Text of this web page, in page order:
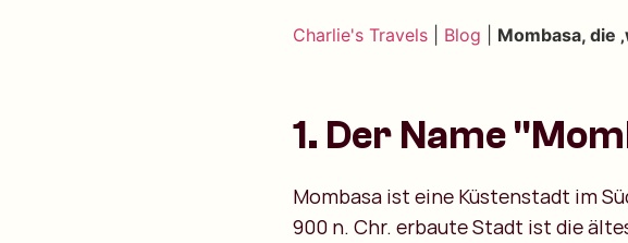
Charlie's Travels| Blog Mombasa, die
1. Der Name
Mombasa ist eine Küstenstadt im
900 n. Chr. erbaute Stadt ist die